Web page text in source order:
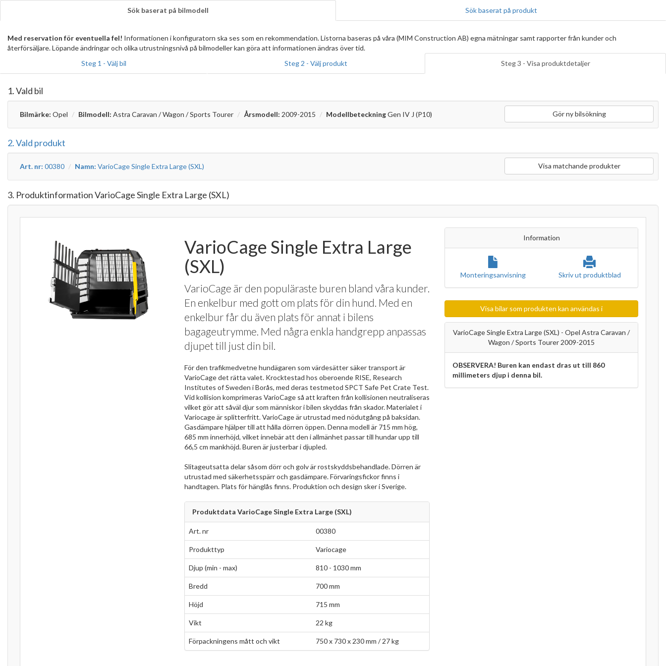
Sök baserat på bilmodell Sök baserat på produkt
Med reservation för eventuella fel! Informationen i konfiguratorn ska ses som en rekommendation. Listorna baseras på våra (MIM Construction AB) egna mätningar samt rapporter från kunder och
återförsäljare. Löpande ändringar och olika utrustningsnivå på bilmodeller kan göra att informationen ändras över tid.
Steg 1 - Välj bil
Steg 2 - Välj produkt Steg 3 - Visa produktdetaljer
1. Vald bil
Bilmärke: Opel Bilmodell: Astra Caravan / Wagon / Sports Tourer Årsmodell: 2009-2015 ModellbeteckningGen IV J (P10) Gör ny bilsökning
2. Vald produkt
Art. nr: 00380 Namn: VarioCage Single Extra Large (SXL) Visa matchande produkter
3. Produktinformation VarioCage Single Extra Large (SXL)
VarioCage Single Extra Large
(SXL)
VarioCage är den populäraste buren bland våra kunder.
En enkelbur med gott om plats för din hund. Med en
enkelbur får du även plats för annat i bilens
bagageutrymme. Med några enkla handgrepp anpassas
djupet till just din bil.
För den trafikmedvetne hundägaren som värdesätter säker transport är
VarioCage det rätta valet. Krocktestad hos oberoende RISE, Research
Institutes of Sweden i Borås, med deras testmetod SPCT Safe Pet Crate Test.
Vid kollision komprimeras VarioCage så att kraften från kollisionen neutraliseras
vilket gör att såväl djur som människor i bilen skyddas från skador. Materialet i
Variocage är splitterfritt. VarioCage är utrustad med nödutgång på baksidan.
Gasdämpare hjälper till att hålla dörren öppen. Denna modell är 715 mm hög,
685 mm innerhöjd, vilket innebär att den i allmänhet passar till hundar upp till
66,5 cm mankhöjd. Buren är justerbar i djupled.
Slitageutsatta delar såsom dörr och golv är rostskyddsbehandlade. Dörren är
utrustad med säkerhetsspärr och gasdämpare. Förvaringsfickor finns i
handtagen. Plats för hänglås finns. Produktion och design sker i Sverige.
Produktdata VarioCage Single Extra Large (SXL)
Art. nr 00380
Produkttyp Variocage
Djup (min - max) 810 - 1030 mm
Bredd 700 mm
Höjd 715 mm
Vikt 22 kg
Förpackningens mått och vikt 750 x 730 x 230 mm / 27 kg
Information
Monteringsanvisning Skriv ut produktblad
Visa bilar som produkten kan användas i
VarioCage Single Extra Large (SXL) - Opel Astra Caravan /
Wagon / Sports Tourer 2009-2015
OBSERVERA! Buren kan endast dras ut till 860
millimeters djup i denna bil.